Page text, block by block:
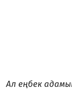
Ал еңбек